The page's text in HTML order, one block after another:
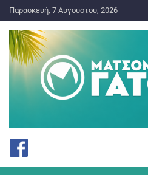
Παρασκευή, 7 Αυγούστου, 2026
Ματσωμένος
το Στοίχημα